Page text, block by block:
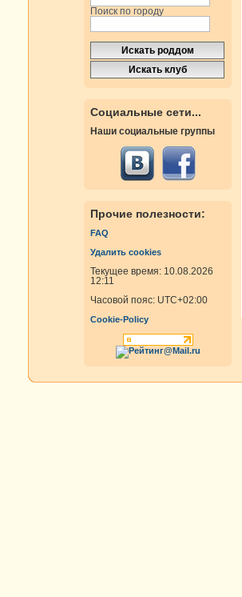
Поиск по городу
Социальные сети...
Наши социальные группы
Прочие полезности:
FAQ
Удалить cookies
Текущее время: 10.08.2026
12:11
Часовой пояс: UTC+02:00
Cookie-Policy